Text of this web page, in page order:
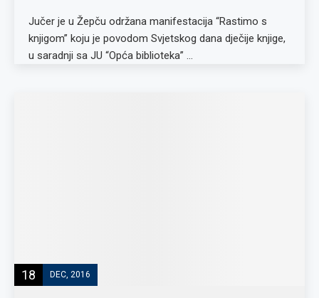
Jučer je u Žepču održana manifestacija “Rastimo s
knjigom” koju je povodom Svjetskog dana dječije knjige,
u saradnji sa JU “Opća biblioteka” …
18 DEC, 2016